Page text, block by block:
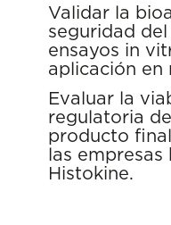
Validar la
seguridad del
ensayos in
aplicación en
Evaluar la
regulatoria
producto
las
Histokine.